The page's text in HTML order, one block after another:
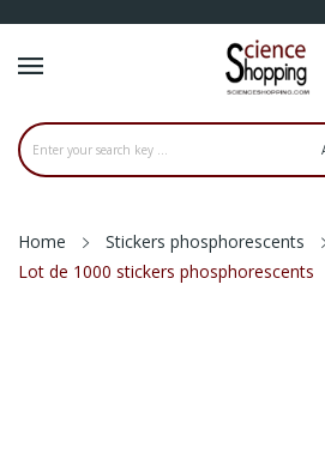
Home
Stickers phosphorescents
Lot de 1000 stickers phosphorescents